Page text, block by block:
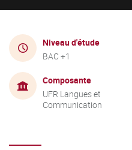
Niveau d'étude
BAC +1
Composante
UFR Langues et
Communication